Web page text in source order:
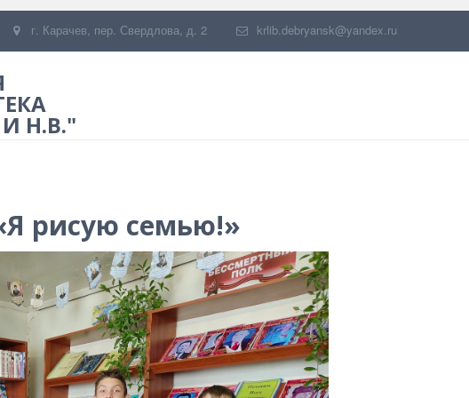
г. Карачев, пер. Свердлова, д. 2 krlib.debryansk@yandex.ru
Н.В."
рисую семью!»